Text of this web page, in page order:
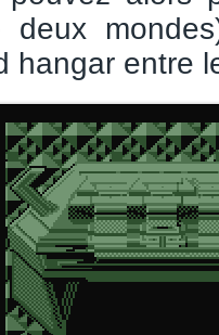
deux
hangar entre